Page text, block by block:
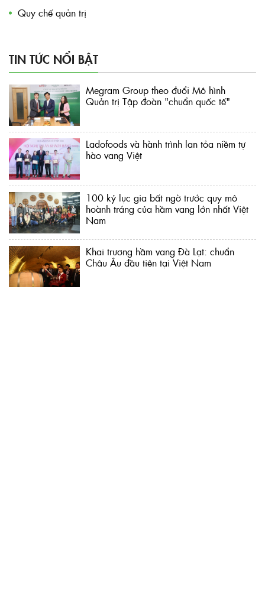
Quy chế quản trị
TIN TỨC NỔI BẬT
Megram Group theo đuổi Mô hình
Quản trị Tập đoàn "chuẩn quốc tế"
Ladofoods và hành trình lan tỏa niềm tự
hào vang Việt
100 kỷ lục gia bất ngờ trước quy mô
hoành tráng của hầm vang lớn nhất Việt
Nam
Khai trương hầm vang Đà Lạt: chuẩn
Châu Âu đầu tiên tại Việt Nam